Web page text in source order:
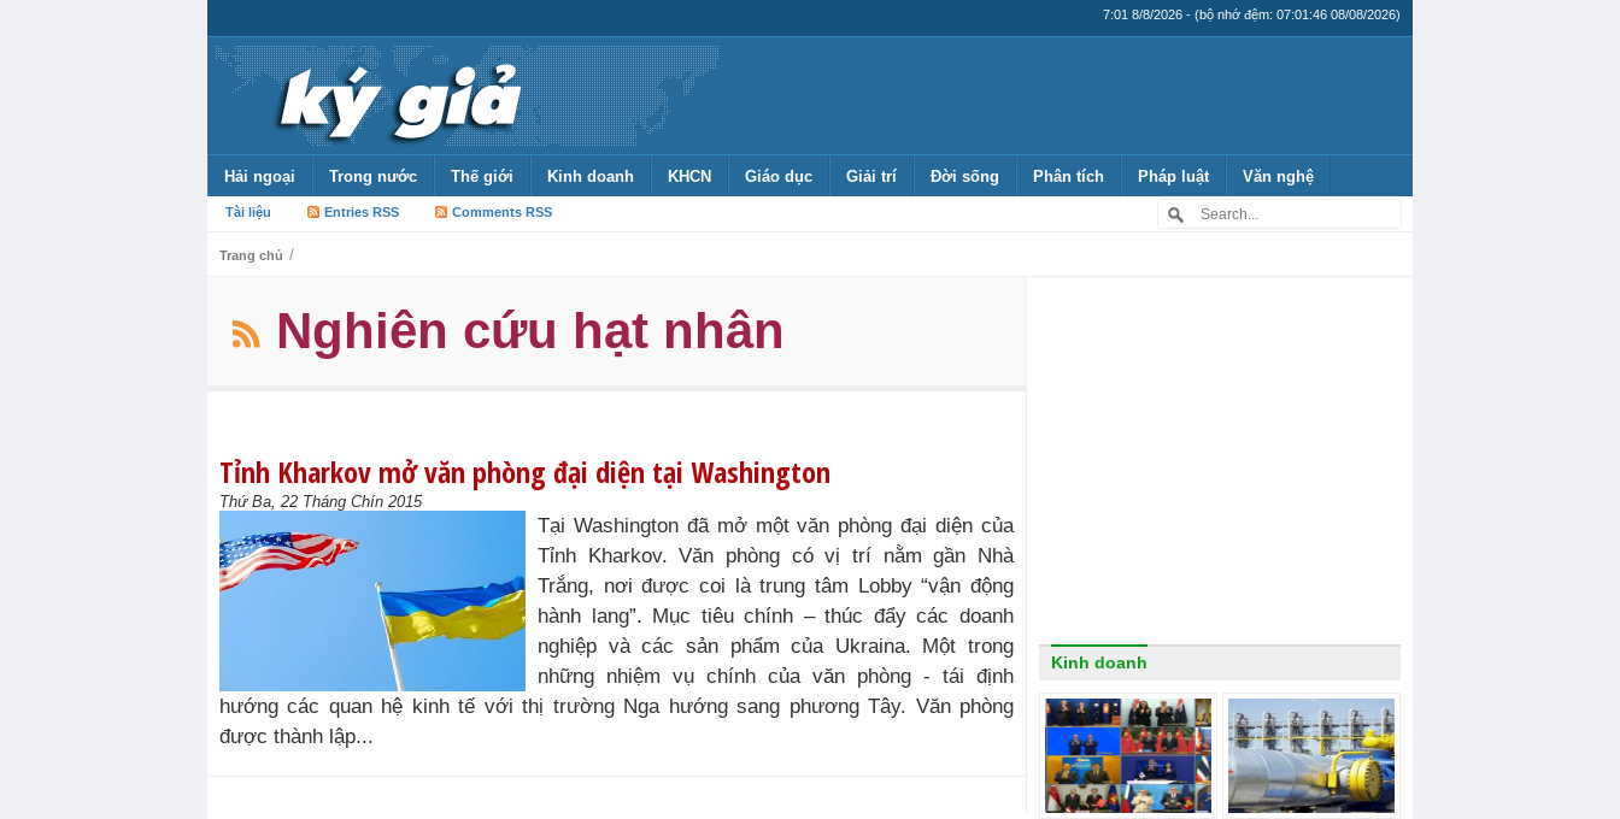
7:01 8/8/2026 - (bộ nhớ đệm: 07:01:46 08/08/2026)
Hải ngoại Trong nước Thế giới Kinh doanh KHCN Giáo dục Giải trí Đời sống Phân tích Pháp luật Văn nghệ
Tài liệu Entries RSS Comments RSS
Trang chủ /
Nghiên cứu hạt nhân
Tỉnh Kharkov mở văn phòng đại diện tại Washington
Thứ Ba, 22 Tháng Chín 2015
Tại Washington đã mở một văn phòng đại diện của
Tỉnh Kharkov. Văn phòng có vị trí nằm gần Nhà
Trắng, nơi được coi là trung tâm Lobby “vận động
hành lang”. Mục tiêu chính – thúc đẩy các doanh
nghiệp và các sản phẩm của Ukraina. Một trong
những nhiệm vụ chính của văn phòng - tái định
hướng các quan hệ kinh tế với thị trường Nga hướng sang phương Tây. Văn phòng
được thành lập...
Kinh doanh